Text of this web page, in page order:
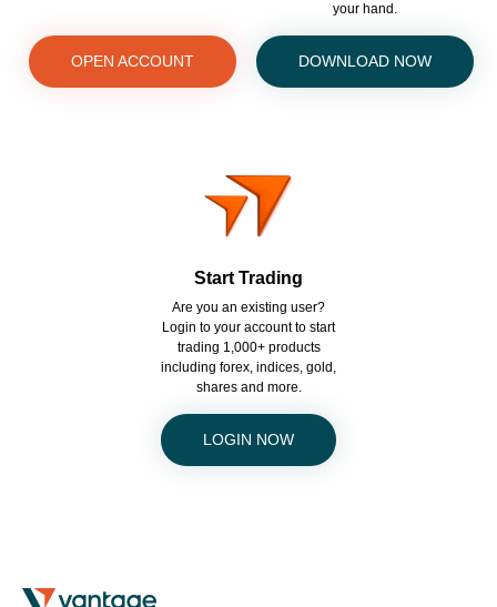
OPEN ACCOUNT
your hand.
DOWNLOAD NOW
Start Trading
Are you an existing user?
Login to your account to start
trading 1,000+ products
including forex, indices, gold,
shares and more.
LOGIN NOW